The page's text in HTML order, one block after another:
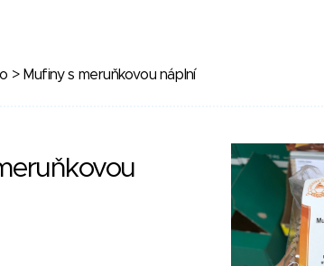
> Mufiny s meruňkovou náplní